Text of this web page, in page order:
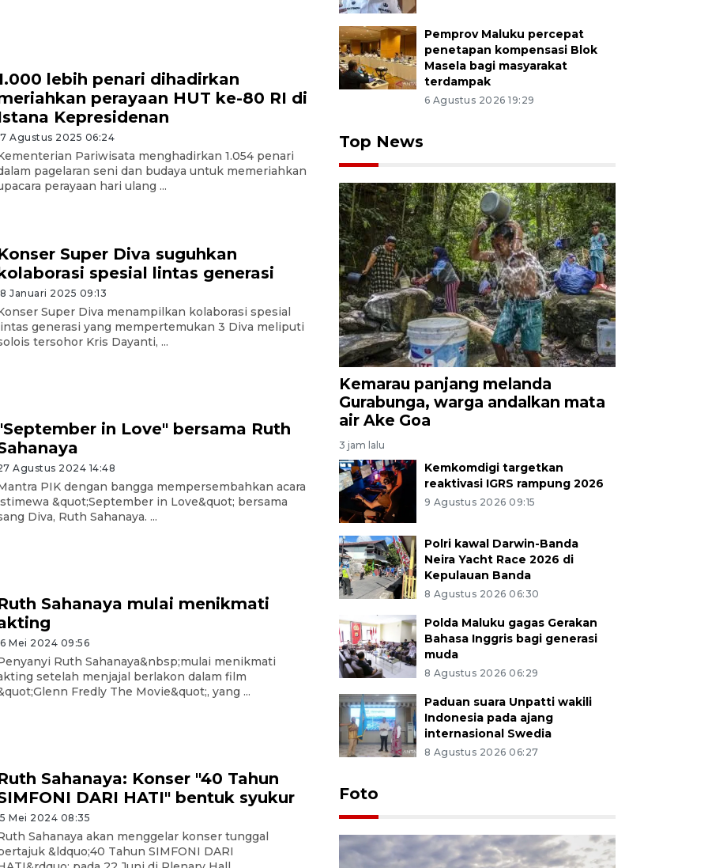
lebih penari dihadirkan
perayaan HUT ke-80 RI di
Kepresidenan
Agustus 2025 06:24
Pariwisata menghadirkan 1.054 penari
pagelaran seni dan budaya untuk memeriahkan
perayaan hari ulang ...
Super Diva suguhkan
spesial lintas generasi
Januari 2025 09:13
Super Diva menampilkan kolaborasi spesial
generasi yang mempertemukan 3 Diva meliputi
tersohor Kris Dayanti, ...
in Love" bersama Ruth
Agustus 2024 14:48
PIK dengan bangga mempersembahkan acara
&quot;September in Love&quot; bersama
Diva, Ruth Sahanaya. ...
Sahanaya mulai menikmati
Mei 2024 09:56
Ruth Sahanaya&nbsp;mulai menikmati
setelah menjajal berlakon dalam film
Fredly The Movie&quot;, yang ...
Sahanaya: Konser "40 Tahun
DARI HATI" bentuk syukur
Mei 2024 08:35
Sahanaya akan menggelar konser tunggal
&ldquo;40 Tahun SIMFONI DARI
Pemprov Maluku percepat
penetapan kompensasi Blok
Masela bagi masyarakat
terdampak
6 Agustus 2026 19:29
Top News
Kemarau panjang melanda
Gurabunga, warga andalkan mata
air Ake Goa
3 jam lalu
Kemkomdigi targetkan
reaktivasi IGRS rampung 2026
9 Agustus 2026 09:15
Polri kawal Darwin-Banda
Neira Yacht Race 2026 di
Kepulauan Banda
8 Agustus 2026 06:30
Polda Maluku gagas Gerakan
Bahasa Inggris bagi generasi
muda
8 Agustus 2026 06:29
Paduan suara Unpatti wakili
Indonesia pada ajang
internasional Swedia
8 Agustus 2026 06:27
Foto